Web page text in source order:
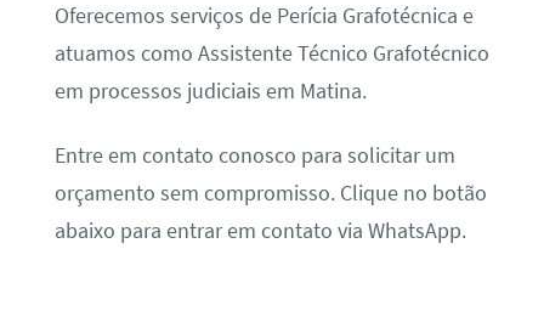
Oferecemos serviços de Perícia Grafotécnica e
atuamos como Assistente Técnico Grafotécnico
em processos judiciais em Matina.
Entre em contato conosco para solicitar um
orçamento sem compromisso. Clique no botão
abaixo para entrar em contato via WhatsApp.